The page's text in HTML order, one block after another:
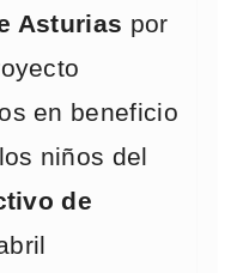
Asturias por
en beneficio
niños del
de